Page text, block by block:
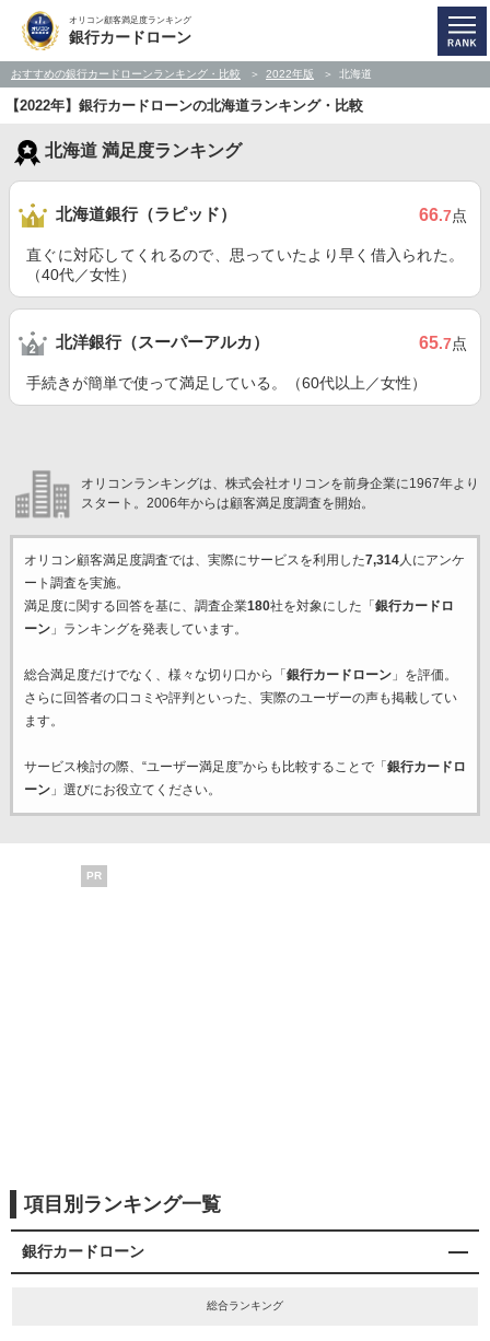
オリコン顧客満足度ランキング
銀行カードローン
おすすめの銀行カードローンランキング・比較 2022年版 北海道
【2022年】銀行カードローンの北海道ランキング・比較
北海道 満足度ランキング
北海道銀行（ラピッド） 66.7点
直ぐに対応してくれるので、思っていたより早く借入られた。
（40代／女性）
北洋銀行（スーパーアルカ） 65.7点
手続きが簡単で使って満足している。（60代以上／女性）
オリコンランキングは、株式会社オリコンを前身企業に1967年より
スタート。2006年からは顧客満足度調査を開始。
オリコン顧客満足度調査では、実際にサービスを利用した7,314人にアンケ
ート調査を実施。
満足度に関する回答を基に、調査企業180社を対象にした「 銀行カードロ
ーン」ランキングを発表しています。
総合満足度だけでなく、様々な切り口から「 銀行カードローン」を評価。
さらに回答者の口コミや評判といった、実際のユーザーの声も掲載してい
ます。
サービス検討の際、“ユーザー満足度”からも比較することで「 銀行カードロ
ーン」選びにお役立てください。
PR
項目別ランキング一覧
銀行カードローン
総合ランキング